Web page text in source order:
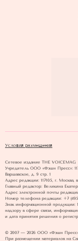
Условия размещения
Сетевое издание THE VOICEMAG
Учредитель ООО «Фэшн Пресс»:
Варшавское, д. 9 стр. 1
Адрес редакции: 117105, г.
Главный редактор: Великина
Адрес электронной почты
Номер телефона редакции: +7
Знак информационной продукции:
надзору в сфере связи,
и дата принятия решения о
© 2007 — 2026 ООО «Фэшн
При размещении материалов на